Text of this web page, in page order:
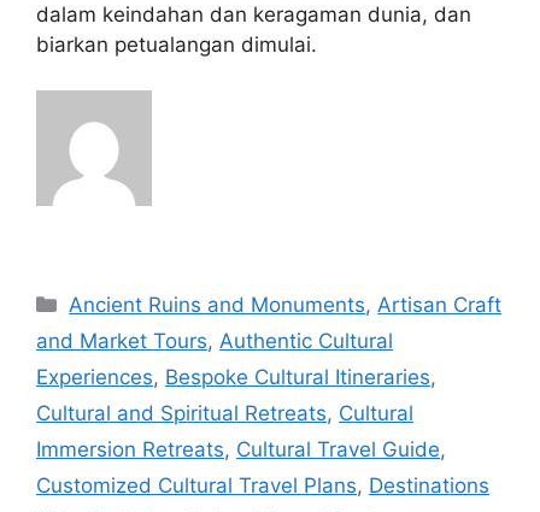
dalam keindahan dan keragaman dunia, dan
biarkan petualangan dimulai.
posCategories
Ancient Ruins and Monuments, Artisan Craft
and Market Tours, Authentic Cultural
Experiences, Bespoke Cultural Itineraries,
Cultural and Spiritual Retreats, Cultural
Immersion Retreats, Cultural Travel Guide,
Customized Cultural Travel Plans, Destinations